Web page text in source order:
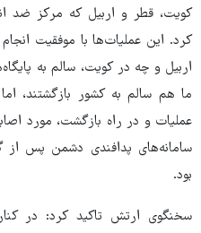
کویت، قطر و اربیل که مرکز ضد
کرد. این عملیات‌ها با موفقیت
عملیات و در راه بازگشت، مورد
سامانه‌های پدافندی دشمن پس
بود.
سخنگوی ارتش تاکید کرد: در